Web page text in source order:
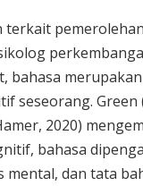
terkait
bahasa
seseorang. Green
2020)
bahasa
dan tata